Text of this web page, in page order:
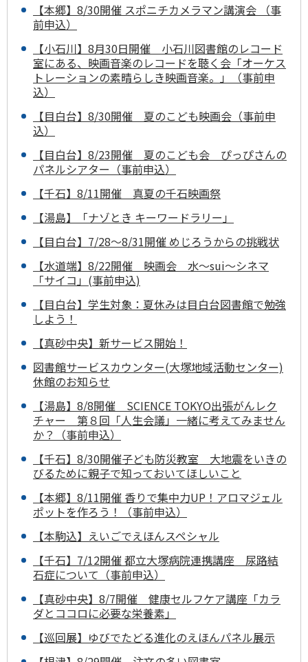
【本郷】8/30開催 スポニチカメラマン講演会 （事
前申込）
【小石川】8月30日開催 小石川図書館のレコード
室にある、映画音楽のレコードを聴く会「オーケス
トレーションの素晴らしき映画音楽。」（事前申
込）
【目白台】8/30開催 夏のこども映画会（事前申
込）
【目白台】8/23開催 夏のこども会 ぴっぴさんの
パネルシアター（事前申込）
【千石】8/11開催 真夏の千石映画祭
【湯島】「ナゾとき キーワードラリー」
【目白台】7/28～8/31開催 めじろうからの挑戦状
【水道端】8/22開催 映画会 水～sui～シネマ
「サイコ」(事前申込)
【目白台】学生対象：夏休みは目白台図書館で勉強
しよう！
【真砂中央】新サービス開始！
図書館サービスカウンター(大塚地域活動センター)
休館のお知らせ
【湯島】8/8開催 SCIENCE TOKYO出張がんレク
チャー 第８回「人生会議」一緒に考えてみません
か？（事前申込）
【千石】8/30開催子ども防災教室 大地震をいきの
びるために親子で知っておいてほしいこと
【本郷】8/11開催 香りで集中力UP！アロマジェル
ポットを作ろう！（事前申込）
【本駒込】えいごでえほんスペシャル
【千石】7/12開催 都立大塚病院連携講座 尿路結
石症について（事前申込）
【真砂中央】8/7開催 健康セルフケア講座「カラ
ダとココロに必要な栄養素」
【巡回展】ゆびでたどる進化のえほんパネル展示